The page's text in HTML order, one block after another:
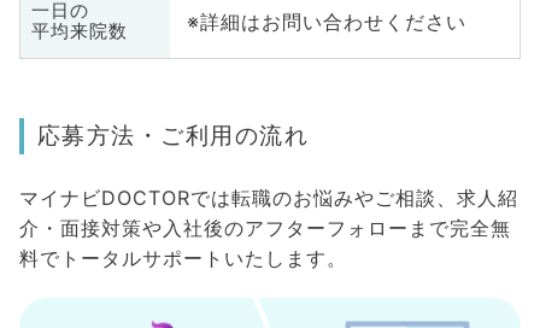
一日の
平均来院数
※詳細はお問い合わせください
応募方法・ご利用の流れ
マイナビDOCTORでは転職のお悩みやご相談、求人紹
介・面接対策や入社後のアフターフォローまで完全無
料でトータルサポートいたします。